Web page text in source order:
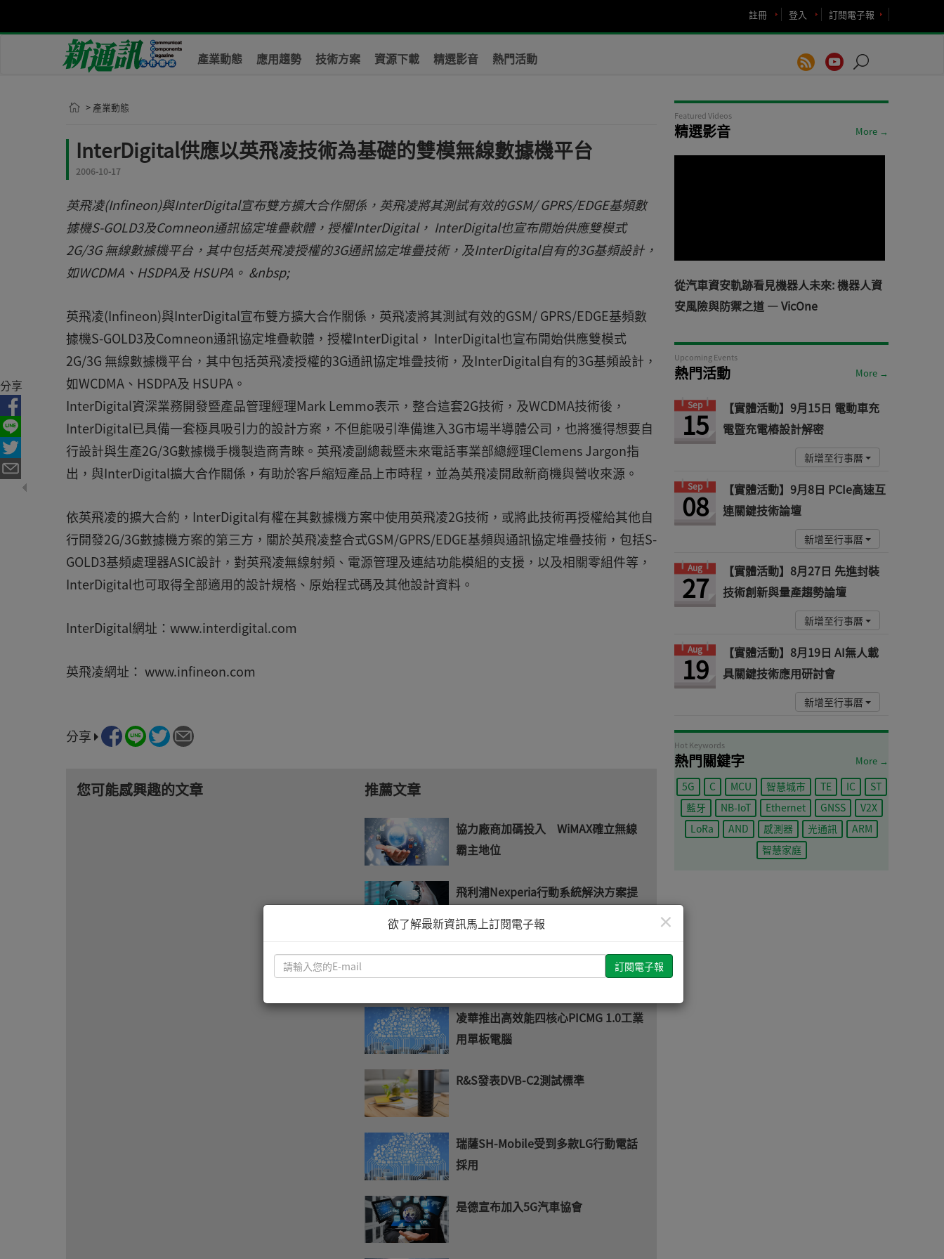
訂閱電子報
登入
註冊
產業動態 應用趨勢 技術方案 資源下載 精選影音 熱門活動
> 產業動態
InterDigital供應以英飛凌技術為基礎的雙模無線數據機平台
2006-10-17
英飛凌(Infineon)與InterDigital宣布雙方擴大合作關係，英飛凌將其測試有效的GSM/ GPRS/EDGE基頻數
據機S-GOLD3及Comneon通訊協定堆疊軟體，授權InterDigital， InterDigital也宣布開始供應雙模式
2G/3G 無線數據機平台，其中包括英飛凌授權的3G通訊協定堆疊技術，及InterDigital自有的3G基頻設計，
如WCDMA、HSDPA及 HSUPA。 &nbsp;
英飛凌(Infineon)與InterDigital宣布雙方擴大合作關係，英飛凌將其測試有效的GSM/ GPRS/EDGE基頻數
據機S-GOLD3及Comneon通訊協定堆疊軟體，授權InterDigital， InterDigital也宣布開始供應雙模式
2G/3G 無線數據機平台，其中包括英飛凌授權的3G通訊協定堆疊技術，及InterDigital自有的3G基頻設計，
如WCDMA、HSDPA及 HSUPA。
InterDigital資深業務開發暨產品管理經理Mark Lemmo表示，整合這套2G技術，及WCDMA技術後，
InterDigital已具備一套極具吸引力的設計方案，不但能吸引準備進入3G市場半導體公司，也將獲得想要自
行設計與生產2G/3G數據機手機製造商青睞。英飛凌副總裁暨未來電話事業部總經理Clemens Jargon指
出，與InterDigital擴大合作關係，有助於客戶縮短產品上市時程，並為英飛凌開啟新商機與營收來源。
依英飛凌的擴大合約，InterDigital有權在其數據機方案中使用英飛凌2G技術，或將此技術再授權給其他自
行開發2G/3G數據機方案的第三方，關於英飛凌整合式GSM/GPRS/EDGE基頻與通訊協定堆疊技術，包括S-
GOLD3基頻處理器ASIC設計，對英飛凌無線射頻、電源管理及連結功能模組的支援，以及相關零組件等，
InterDigital也可取得全部適用的設計規格、原始程式碼及其他設計資料。
InterDigital網址：www.interdigital.com
英飛凌網址： www.infineon.com
分享
您可能感興趣的文章 推薦文章
協力廠商加碼投入 WiMAX確立無線
霸主地位
飛利浦Nexperia行動系統解決方案提
Wolfson推出AudioPlus全新產品線
凌華推出高效能四核心PICMG 1.0工業
用單板電腦
R&S發表DVB-C2測試標準
瑞薩SH-Mobile受到多款LG行動電話
採用
是德宣布加入5G汽車協會
Featured Videos
精選影音 More →
從汽車資安軌跡看見機器人未來: 機器人資
安風險與防禦之道 — VicOne
Upcoming Events
熱門活動 More →
Sep
15
【實體活動】9月15日 電動車充
電暨充電樁設計解密
新增至行事曆
Sep
08
【實體活動】9月8日 PCIe高速互
連關鍵技術論壇
新增至行事曆
Aug
27
【實體活動】8月27日 先進封裝
技術創新與量產趨勢論壇
新增至行事曆
Aug
19
【實體活動】8月19日 AI無人載
具關鍵技術應用研討會
新增至行事曆
Hot Keywords
熱門關鍵字 More →
5G C MCU 智慧城市 TE IC
ST
藍牙
NB-IoT Ethernet GNSS
V2X
LoRa
AND 感測器 光通訊
ARM
智慧家庭
分享
×
欲了解最新資訊馬上訂閱電子報
輸
您
的
E-